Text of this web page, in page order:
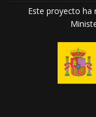
Este proyecto ha